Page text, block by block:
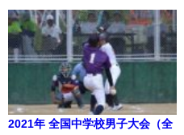
2021年 全国中学校男子大会（全